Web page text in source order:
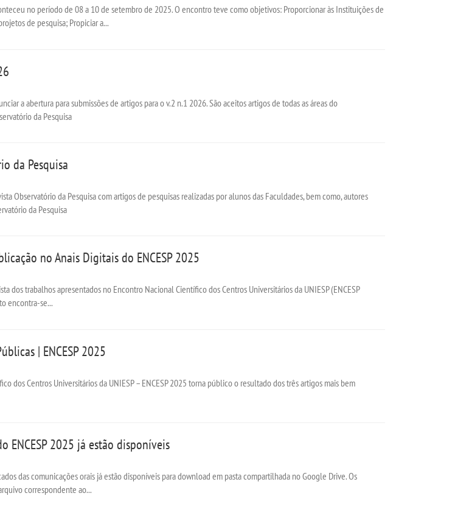
no período de 08 a 10 de setembro de 2025. O encontro teve como objetivos: Proporcionar às Instituições de
de pesquisa; Propiciar a...
a abertura para submissões de artigos para o v.2 n.1 2026. São aceitos artigos de todas as áreas do
da Pesquisa
da Pesquisa
Observatório da Pesquisa com artigos de pesquisas realizadas por alunos das Faculdades, bem como, autores
da Pesquisa
no Anais Digitais do ENCESP 2025
dos trabalhos apresentados no Encontro Nacional Científico dos Centros Universitários da UNIESP (ENCESP
encontra-se...
| ENCESP 2025
dos Centros Universitários da UNIESP – ENCESP 2025 torna público o resultado dos três artigos mais bem
ENCESP 2025 já estão disponíveis
das comunicações orais já estão disponíveis para download em pasta compartilhada no Google Drive. Os
correspondente ao...